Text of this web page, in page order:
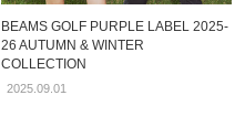
BEAMS GOLF PURPLE LABEL 2025-
26 AUTUMN & WINTER
COLLECTION
2025.09.01